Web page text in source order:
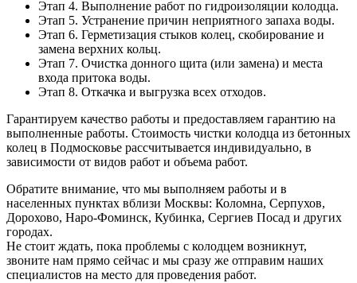
Этап 4. Выполнение работ по гидроизоляции колодца.
Этап 5. Устранение причин неприятного запаха воды.
Этап 6. Герметизация стыков колец, скобирование и
замена верхних кольц.
Этап 7. Очистка донного щита (или замена) и места
входа притока воды.
Этап 8. Откачка и выгрузка всех отходов.
Гарантируем качество работы и предоставляем гарантию на
выполненные работы. Стоимость чистки колодца из бетонных
колец в Подмосковье рассчитывается индивидуально, в
зависимости от видов работ и объема работ.
Обратите внимание, что мы выполняем работы и в
населенных пунктах вблизи Москвы: Коломна, Серпухов,
Дорохово, Наро-Фоминск, Кубинка, Сергиев Посад и других
городах.
Не стоит ждать, пока проблемы с колодцем возникнут,
звоните нам прямо сейчас и мы сразу же отправим наших
специалистов на место для проведения работ.